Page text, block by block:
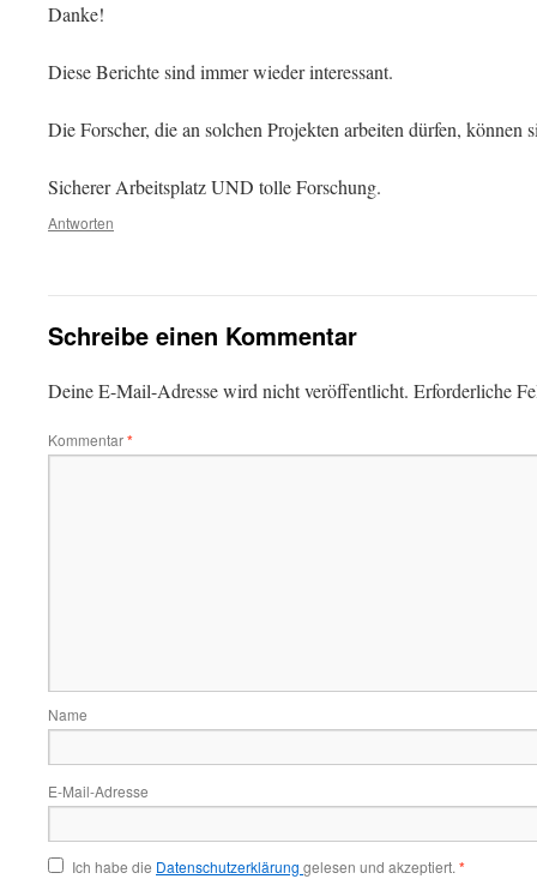
Danke!
Diese Berichte sind immer wieder interessant.
Die Forscher, die an solchen Projekten arbeiten dürfen,
Sicherer Arbeitsplatz UND tolle Forschung.
Antworten
Schreibe einen Kommentar
Deine E-Mail-Adresse wird nicht veröffentlicht. Erforderliche
Kommentar*
Name
E-Mail-Adresse
Ich habe die Datenschutzerklärung gelesen und akzeptiert. *